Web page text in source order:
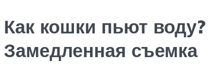
Как кошки пьют воду?
Замедленная съемка